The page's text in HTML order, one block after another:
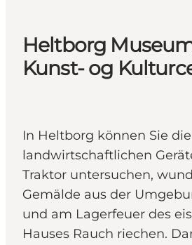
Heltborg
Kunst- og
In Heltborg können Sie
landwirtschaftlichen
Traktor untersuchen,
Gemälde aus der
und am Lagerfeuer des
Hauses Rauch riechen.